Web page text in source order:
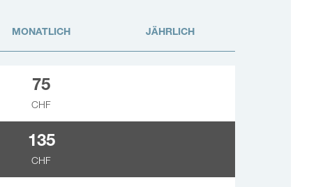
MONATLICH JÄHRLICH
75
CHF
135
CHF